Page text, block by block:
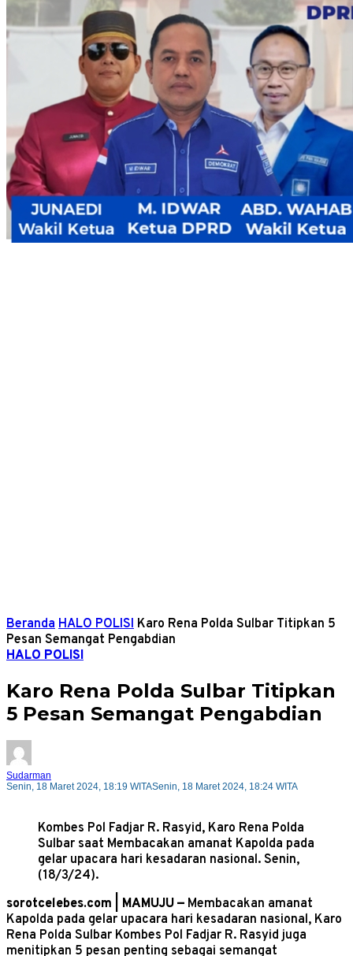
Beranda HALO POLISI Karo Rena Polda Sulbar Titipkan 5
Pesan Semangat Pengabdian
HALO POLISI
Karo Rena Polda Sulbar Titipkan
5 Pesan Semangat Pengabdian
Sudarman
Senin, 18 Maret 2024, 18:19 WITASenin, 18 Maret 2024, 18:24 WITA
Kombes Pol Fadjar R. Rasyid, Karo Rena Polda
Sulbar saat Membacakan amanat Kapolda pada
gelar upacara hari kesadaran nasional. Senin,
(18/3/24).
sorotcelebes.com | MAMUJU — Membacakan amanat
Kapolda pada gelar upacara hari kesadaran nasional, Karo
Rena Polda Sulbar Kombes Pol Fadjar R. Rasyid juga
menitipkan 5 pesan penting sebagai semangat